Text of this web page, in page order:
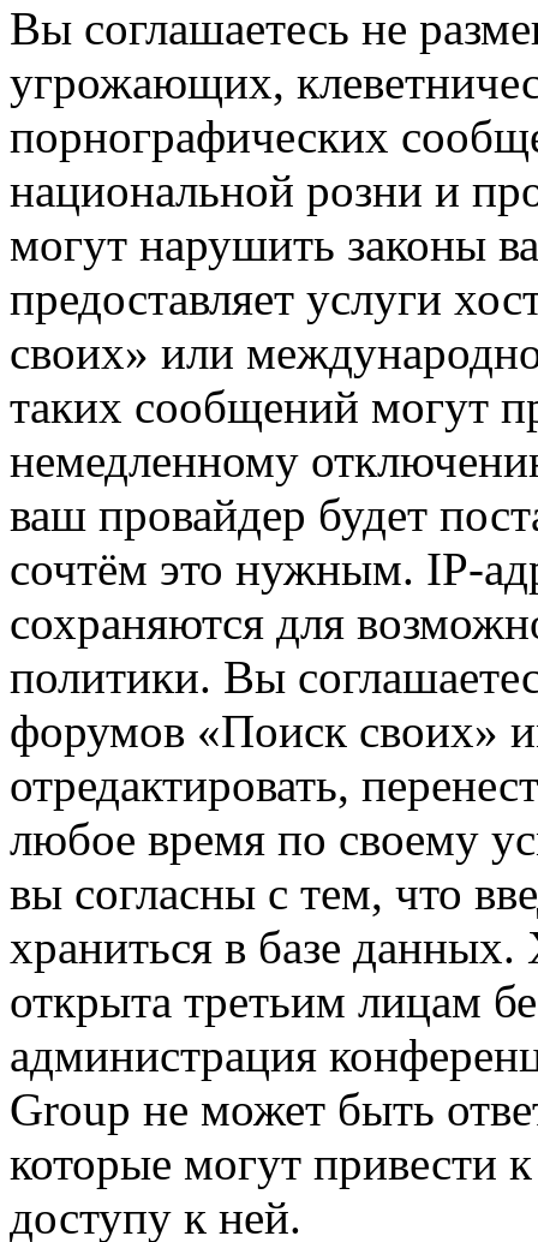
Вы соглашаетесь не
угрожающих,
порнографических
национальной розни и
могут нарушить законы
предоставляет услуги
своих» или
таких сообщений могут
немедленному
ваш провайдер будет
сочтём это нужным. IP-
сохраняются для
политики. Вы
форумов «Поиск своих»
отредактировать,
любое время по своему
вы согласны с тем, что
храниться в базе
открыта третьим лицам
администрация
Group не может быть
которые могут привести
доступу к ней.